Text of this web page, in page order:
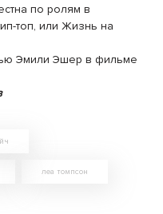
по ролям в
топ, или Жизнь на
Эмили Эшер в фильме
леа томпсон